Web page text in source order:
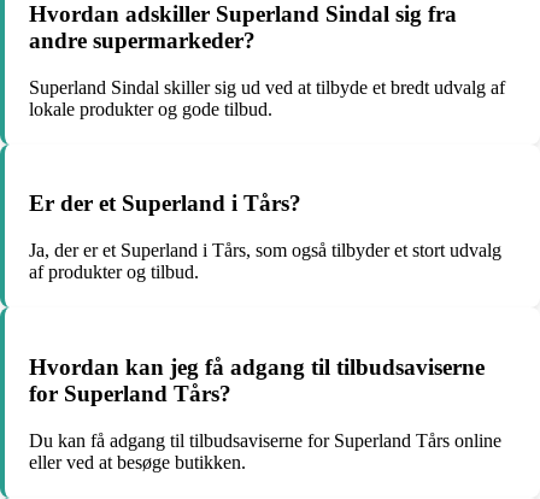
Hvordan adskiller Superland Sindal sig fra
andre supermarkeder?
Superland Sindal skiller sig ud ved at tilbyde et bredt udvalg af
lokale produkter og gode tilbud.
Er der et Superland i Tårs?
Ja, der er et Superland i Tårs, som også tilbyder et stort udvalg
af produkter og tilbud.
Hvordan kan jeg få adgang til tilbudsaviserne
for Superland Tårs?
Du kan få adgang til tilbudsaviserne for Superland Tårs online
eller ved at besøge butikken.